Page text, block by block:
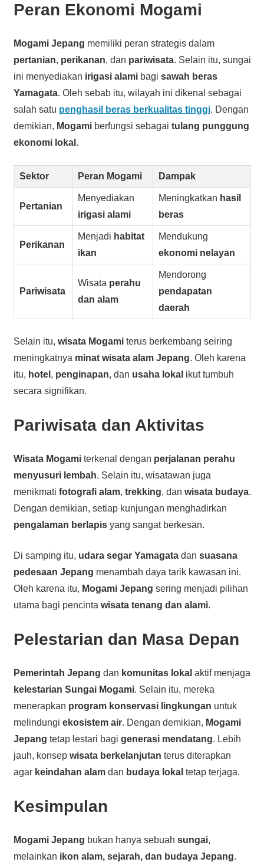
Peran Ekonomi Mogami
Mogami Jepang memiliki peran strategis dalam
pertanian, perikanan, dan pariwisata. Selain itu, sungai
ini menyediakan irigasi alamibagi sawah beras
Yamagata. Oleh sebab itu, wilayah ini dikenal sebagai
salah satu penghasil beras berkualitas tinggi. Dengan
demikian, Mogamiberfungsi sebagai tulang punggung
ekonomi lokal .
Sektor Peran Mogami Dampak
Pertanian
Menyediakan
irigasi alami
Meningkatkan hasil
beras
Perikanan
Menjadi habitat
ikan
Mendukung
ekonomi nelayan
Pariwisata
Wisata perahu
dan alam
Mendorong
pendapatan
daerah
Selain itu, wisata Mogamiterus berkembang seiring
meningkatnya minat wisata alam Jepang. Oleh karena
itu, hotel , penginapan, dan usaha lokal ikut tumbuh
secara signifikan.
Pariwisata dan Aktivitas
Wisata Mogamiterkenal dengan perjalanan perahu
menyusuri lembah. Selain itu, wisatawan juga
menikmati fotografi alam, trekking, dan wisata budaya.
Dengan demikian, setiap kunjungan menghadirkan
pengalaman berlapisyang sangat berkesan.
Di samping itu, udara segar Yamagatadan suasana
pedesaan Jepang menambah daya tarik kawasan ini.
Oleh karena itu, Mogami Jepang sering menjadi pilihan
utama bagi pencinta wisata tenang dan alami.
Pelestarian dan Masa Depan
Pemerintah Jepang dan komunitas lokal aktif menjaga
kelestarian Sungai Mogami. Selain itu, mereka
menerapkan program konservasi lingkungan untuk
melindungi ekosistem air. Dengan demikian, Mogami
Jepang tetap lestari bagi generasi mendatang. Lebih
jauh, konsep wisata berkelanjutan terus diterapkan
agar keindahan alamdan budaya lokal tetap terjaga.
Kesimpulan
Mogami Jepang bukan hanya sebuah sungai,
melainkan ikon alam, sejarah, dan budaya Jepang.